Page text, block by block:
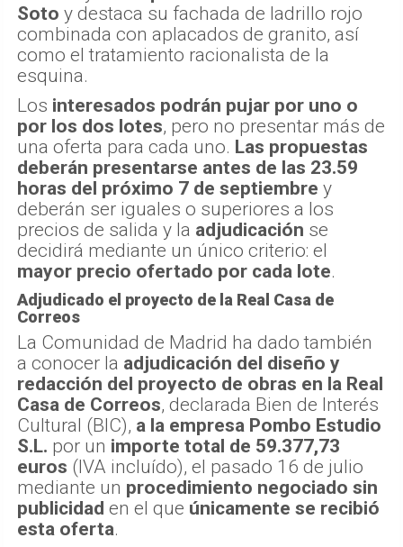
Soto y destaca su fachada de ladrillo rojo
combinada con aplacados de granito, así
como el tratamiento racionalista de la
esquina.
Los interesados podrán pujar por uno o
por los dos lotes, pero no presentar más de
una oferta para cada uno. Las propuestas
deberán presentarse antes de las 23.59
horas del próximo 7 de septiembre y
deberán ser iguales o superiores a los
precios de salida y la adjudicación se
decidirá mediante un único criterio: el
mayor precio ofertado por cada lote.
Adjudicado el proyecto de la Real Casa de
Correos
La Comunidad de Madrid ha dado también
a conocer la adjudicación del diseño y
redacción del proyecto de obras en la Real
Casa de Correos, declarada Bien de Interés
Cultural (BIC), a la empresa Pombo Estudio
S.L. por un importe total de 59.377,73
euros (IVA incluído), el pasado 16 de julio
mediante un procedimiento negociado sin
publicidad en el que únicamente se recibió
esta oferta.